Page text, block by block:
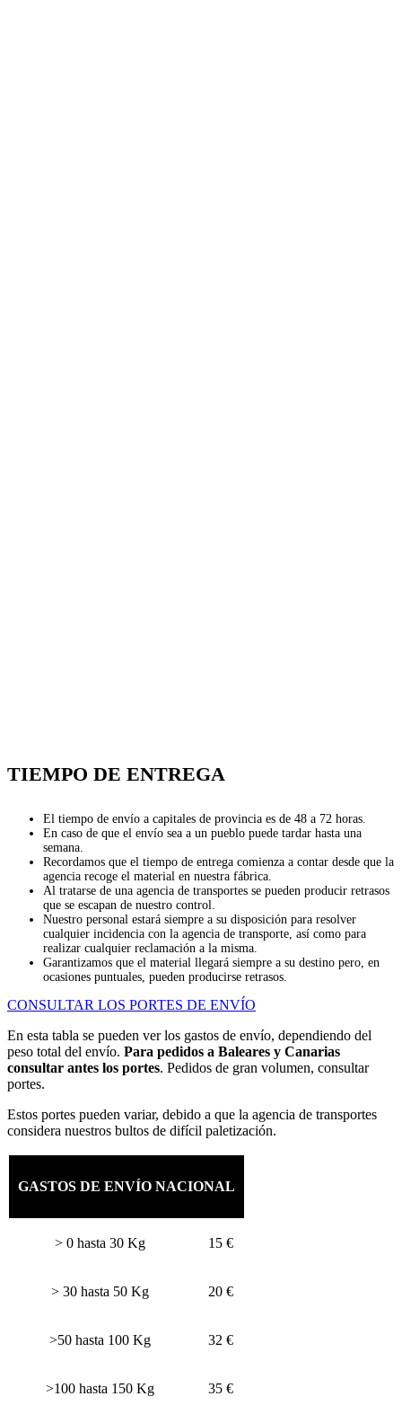
TIEMPO DE ENTREGA
El tiempo de envío a capitales de provincia es de 48 a 72 horas.
En caso de que el envío sea a un pueblo puede tardar hasta una
semana.
Recordamos que el tiempo de entrega comienza a contar desde que la
agencia recoge el material en nuestra fábrica.
Al tratarse de una agencia de transportes se pueden producir retrasos
que se escapan de nuestro control.
Nuestro personal estará siempre a su disposición para resolver
cualquier incidencia con la agencia de transporte, así como para
realizar cualquier reclamación a la misma.
Garantizamos que el material llegará siempre a su destino pero, en
ocasiones puntuales, pueden producirse retrasos.
CONSULTAR LOS PORTES DE ENVÍO
En esta tabla se pueden ver los gastos de envío, dependiendo del
peso total del envío. Para pedidos a Baleares y Canarias
consultar antes los portes. Pedidos de gran volumen, consultar
portes.
Estos portes pueden variar, debido a que la agencia de transportes
considera nuestros bultos de difícil paletización.
GASTOS DE ENVÍO NACIONAL
> 0 hasta 30 Kg 15 €
> 30 hasta 50 Kg 20 €
>50 hasta 100 Kg 32 €
>100 hasta 150 Kg 35 €